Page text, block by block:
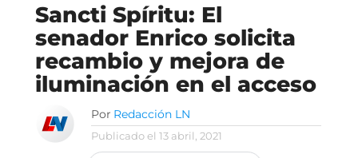
Sancti Spíritu: El
senador Enrico solicita
recambio y mejora de
iluminación en el acceso
Por Redacción LN
Publicado el 13 abril, 2021